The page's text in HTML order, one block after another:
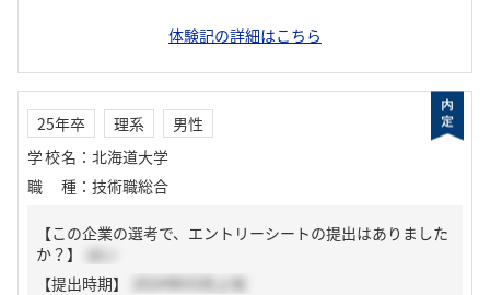
体験記の詳細はこちら
25年卒 理系
男性
学校名 ： 北海道大学
職種 ： 技術職総合
【この企業の選考で、エントリーシートの提出はありました
か？】
はい
【提出時期】
2024年03月上旬